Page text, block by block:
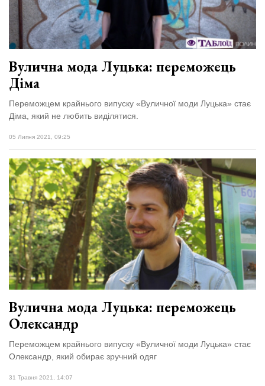
залишив у
Луцьку
три...
27 Липня 2026
761 переглядів
Персона
Лайф
Афіша
ZONE 18+
Контакти
Політика конфіденційності
Вулична мода Луцька: переможець
Діма
Переможцем крайнього випуску «Вуличної моди Луцька» стає
Діма, який не любить виділятися.
05 Липня 2021, 09:25
Вулична мода Луцька: переможець
Олександр
Переможцем крайнього випуску «Вуличної моди Луцька» стає
Олександр, який обирає зручний одяг
31 Травня 2021, 14:07